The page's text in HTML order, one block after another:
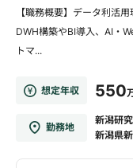
【職務概要】データ利活
DWH構築やBI導入、AI・
トマ...
想定年収 550
勤務地
新潟研
新潟県